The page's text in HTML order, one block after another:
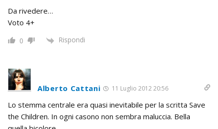
Da rivedere…
Voto 4+
0 Rispondi
Alberto Cattani 11 Luglio 2012 20:56
Lo stemma centrale era quasi inevitabile per la scritta Save
the Children. In ogni casono non sembra maluccia. Bella